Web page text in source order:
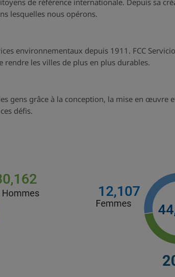
de référence internationale. Depuis sa
lesquelles nous opérons.
environnementaux depuis 1911. FCC
les villes de plus en plus durables.
gens grâce à la conception, la mise en œuvre
défis.